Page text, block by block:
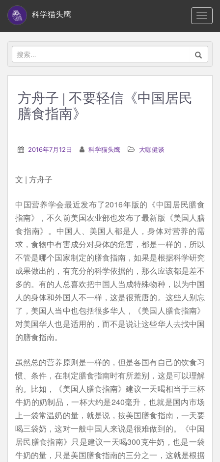
i
科学猫头鹰
搜
索：
方舟子 | 不要轻信《中国居民
膳食指南》
2016年7月12日 科学猫头鹰 大咖健谈
文 | 方舟子
中国营养学会最近发布了2016年版的《中国居民膳食
指南》，不久前美国农业部也发布了最新版《美国人膳
食指南》。中国人、美国人都是人，身体对营养的需
求，食物中有害成分对身体的危害，都是一样的，所以
不管是哪个国家制定的膳食指南，如果是根据科学研究
成果做出的，有充分的科学依据的，那么应该都是差不
多的。有的人总喜欢把中国人当成特殊物种，以为中国
人的身体和外国人不一样，这是很荒唐的。这些人别忘
了，美国人当中也包括很多华人，《美国人膳食指南》
对美国华人也是适用的，而不是说让这些华人去找中国
的膳食指南。
虽然总的营养原则是一样的，但是各国有自己的饮食习
惯、条件，在制定膳食指南时有所差别，这是可以理解
的。比如，《美国人膳食指南》建议一天喝相当于三杯
牛奶的奶制品，一杯大约是240毫升，也就是国内市场
上一袋常温奶的量，就是说，按美国膳食指南，一天要
喝三袋奶，这对一般中国人来说是很难做到的。《中国
居民膳食指南》只是建议一天喝300克牛奶，也是一袋
牛奶的量，只是美国膳食指南的三分之一，这就是根据